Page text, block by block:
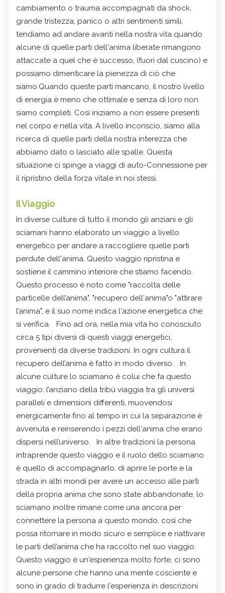
cambiamento o trauma accompagnati da shock,
grande tristezza, panico o altri sentimenti simili,
tendiamo ad andare avanti nella nostra vita quando
alcune di quelle parti dell'anima liberate rimangono
attaccate a quel che è successo, (fuori dal cuscino) e
possiamo dimenticare la pienezza di ciò che
siamo.Quando queste parti mancano, il nostro livello
di energia è meno che ottimale e senza di loro non
siamo completi. Così iniziamo a non essere presenti
nel corpo e nella vita. A livello inconscio, siamo alla
ricerca di quelle parti della nostra interezza che
abbiamo dato o lasciato alle spalle. Questa
situazione ci spinge a viaggi di auto-Connessione per
il ripristino della forza vitale in noi stessi.
Il Viaggio
In diverse culture di tutto il mondo gli anziani e gli
sciamani hanno elaborato un viaggio a livello
energetico per andare a raccogliere quelle parti
perdute dell'anima. Questo viaggio ripristina e
sostiene il cammino interiore che stiamo facendo.
Questo processo è noto come "raccolta delle
particelle dell’anima", "recupero dell'anima"o "attirare
l’anima", e il suo nome indica l'azione energetica che
si verifica. Fino ad ora, nella mia vita ho conosciuto
circa 5 tipi diversi di questi viaggi energetici,
provenienti da diverse tradizioni. In ogni cultura il
recupero dell’anima è fatto in modo diverso. In
alcune culture lo sciamano è colui che fa questo
viaggio: l’anziano della tribù viaggia tra gli universi
paralleli e dimensioni differenti, muovendosi
energicamente fino al tempo in cui la separazione è
avvenuta e reinserendo i pezzi dell'anima che erano
dispersi nell’universo. In altre tradizioni la persona
intraprende questo viaggio e il ruolo dello sciamano
è quello di accompagnarlo, di aprire le porte e la
strada in altri mondi per avere un accesso alle parti
della propria anima che sono state abbandonate, lo
sciamano inoltre rimane come una ancora per
connettere la persona a questo mondo, così che
possa ritornare in modo sicuro e semplice e riattivare
le parti dell’anima che ha raccolto nel suo viaggio.
Questo viaggio è un'esperienza molto forte, ci sono
alcune persone che hanno una mente cosciente e
sono in grado di tradurre l'esperienza in descrizioni